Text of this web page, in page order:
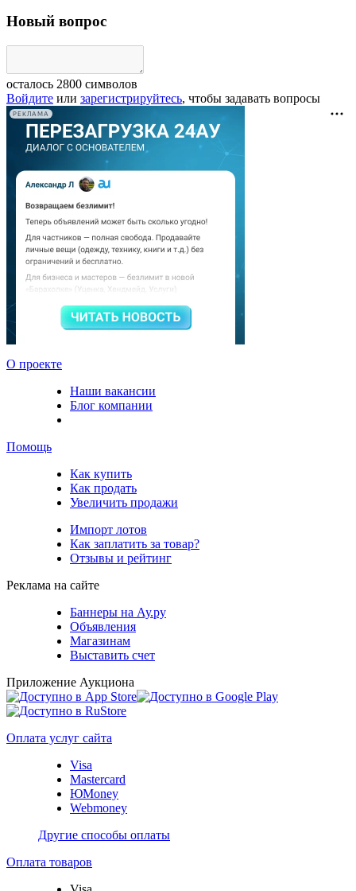
Новый вопрос
осталось 2800 символов
Войдите или зарегистрируйтесь, чтобы задавать вопросы
РЕКЛАМА
О проекте
Наши вакансии
Блог компании
Помощь
Как купить
Как продать
Увеличить продажи
Импорт лотов
Как заплатить за товар?
Отзывы и рейтинг
Реклама на сайте
Баннеры на Ау.ру
Объявления
Магазинам
Выставить счет
Приложение Аукциона
Оплата услуг сайта
Visa
Mastercard
ЮMoney
Webmoney
Другие способы оплаты
Оплата товаров